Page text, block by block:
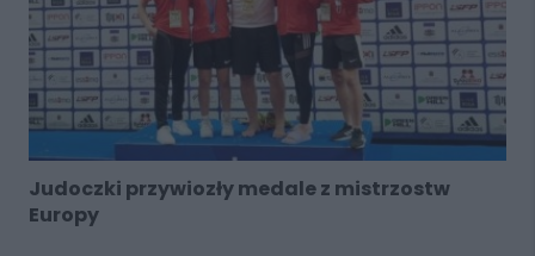
Judoczki przywiozły medale z mistrzostw
Europy